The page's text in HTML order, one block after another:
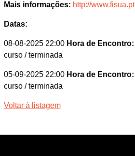
Mais informações: http://www.fisua.pt
Datas:
08-08-2025 22:00 Hora de Encontro:
curso / terminada
05-09-2025 22:00 Hora de Encontro:
curso / terminada
Voltar à listagem